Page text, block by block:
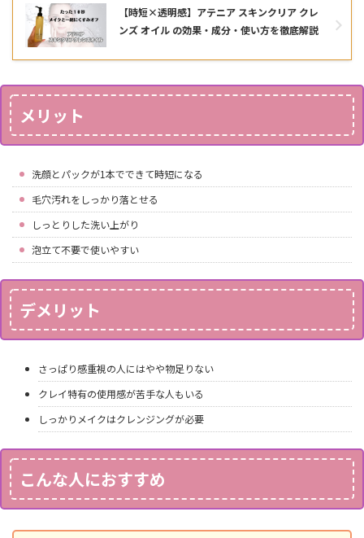
【時短×透明感】アテニア スキンクリア クレ
ンズ オイル の効果・成分・使い方を徹底解説
メリット
洗顔とパックが1本でできて時短になる
毛穴汚れをしっかり落とせる
しっとりした洗い上がり
泡立て不要で使いやすい
デメリット
さっぱり感重視の人にはやや物足りない
クレイ特有の使用感が苦手な人もいる
しっかりメイクはクレンジングが必要
こんな人におすすめ